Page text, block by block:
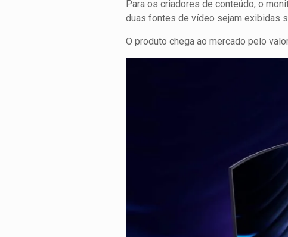
Para os criadores de conteúdo, o
duas fontes de vídeo sejam exibidas
O produto chega ao mercado pelo